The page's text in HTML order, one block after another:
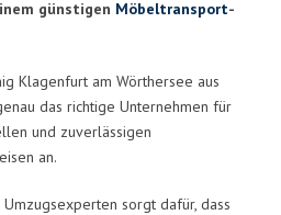
günstigen Möbeltransport-
Klagenfurt am Wörthersee aus
das richtige Unternehmen für
und zuverlässigen
an.
sorgt dafür, dass